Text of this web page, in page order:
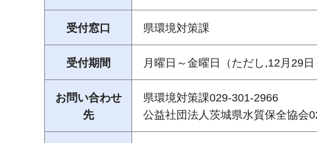
受付窓口 県環境対策課
受付期間 月曜日～金曜日（ただし,12月29
お問い合わせ
先
県環境対策課029-301-2966
公益社団法人茨城県水質保全協会